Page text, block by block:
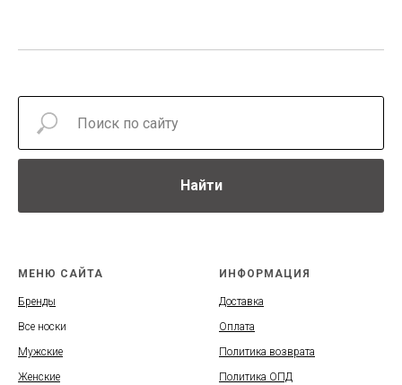
Найти
МЕНЮ САЙТА
Бренды
Все носки
Мужские
Женские
ИНФОРМАЦИЯ
Доставка
Оплата
Политика возврата
Политика ОПД